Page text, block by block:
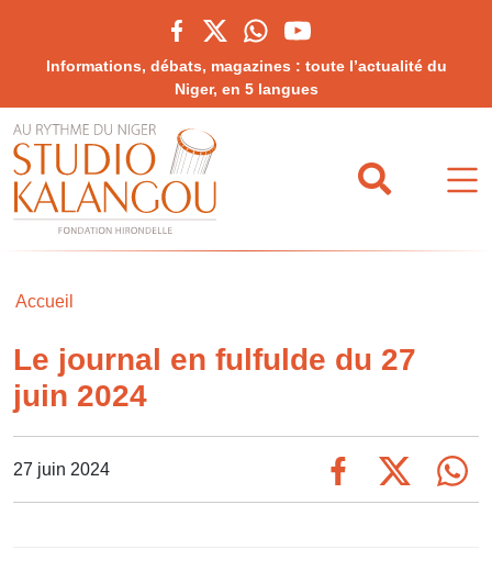
Informations, débats, magazines : toute l’actualité du
Niger, en 5 langues
Accueil
Le journal en fulfulde du 27
juin 2024
27 juin 2024